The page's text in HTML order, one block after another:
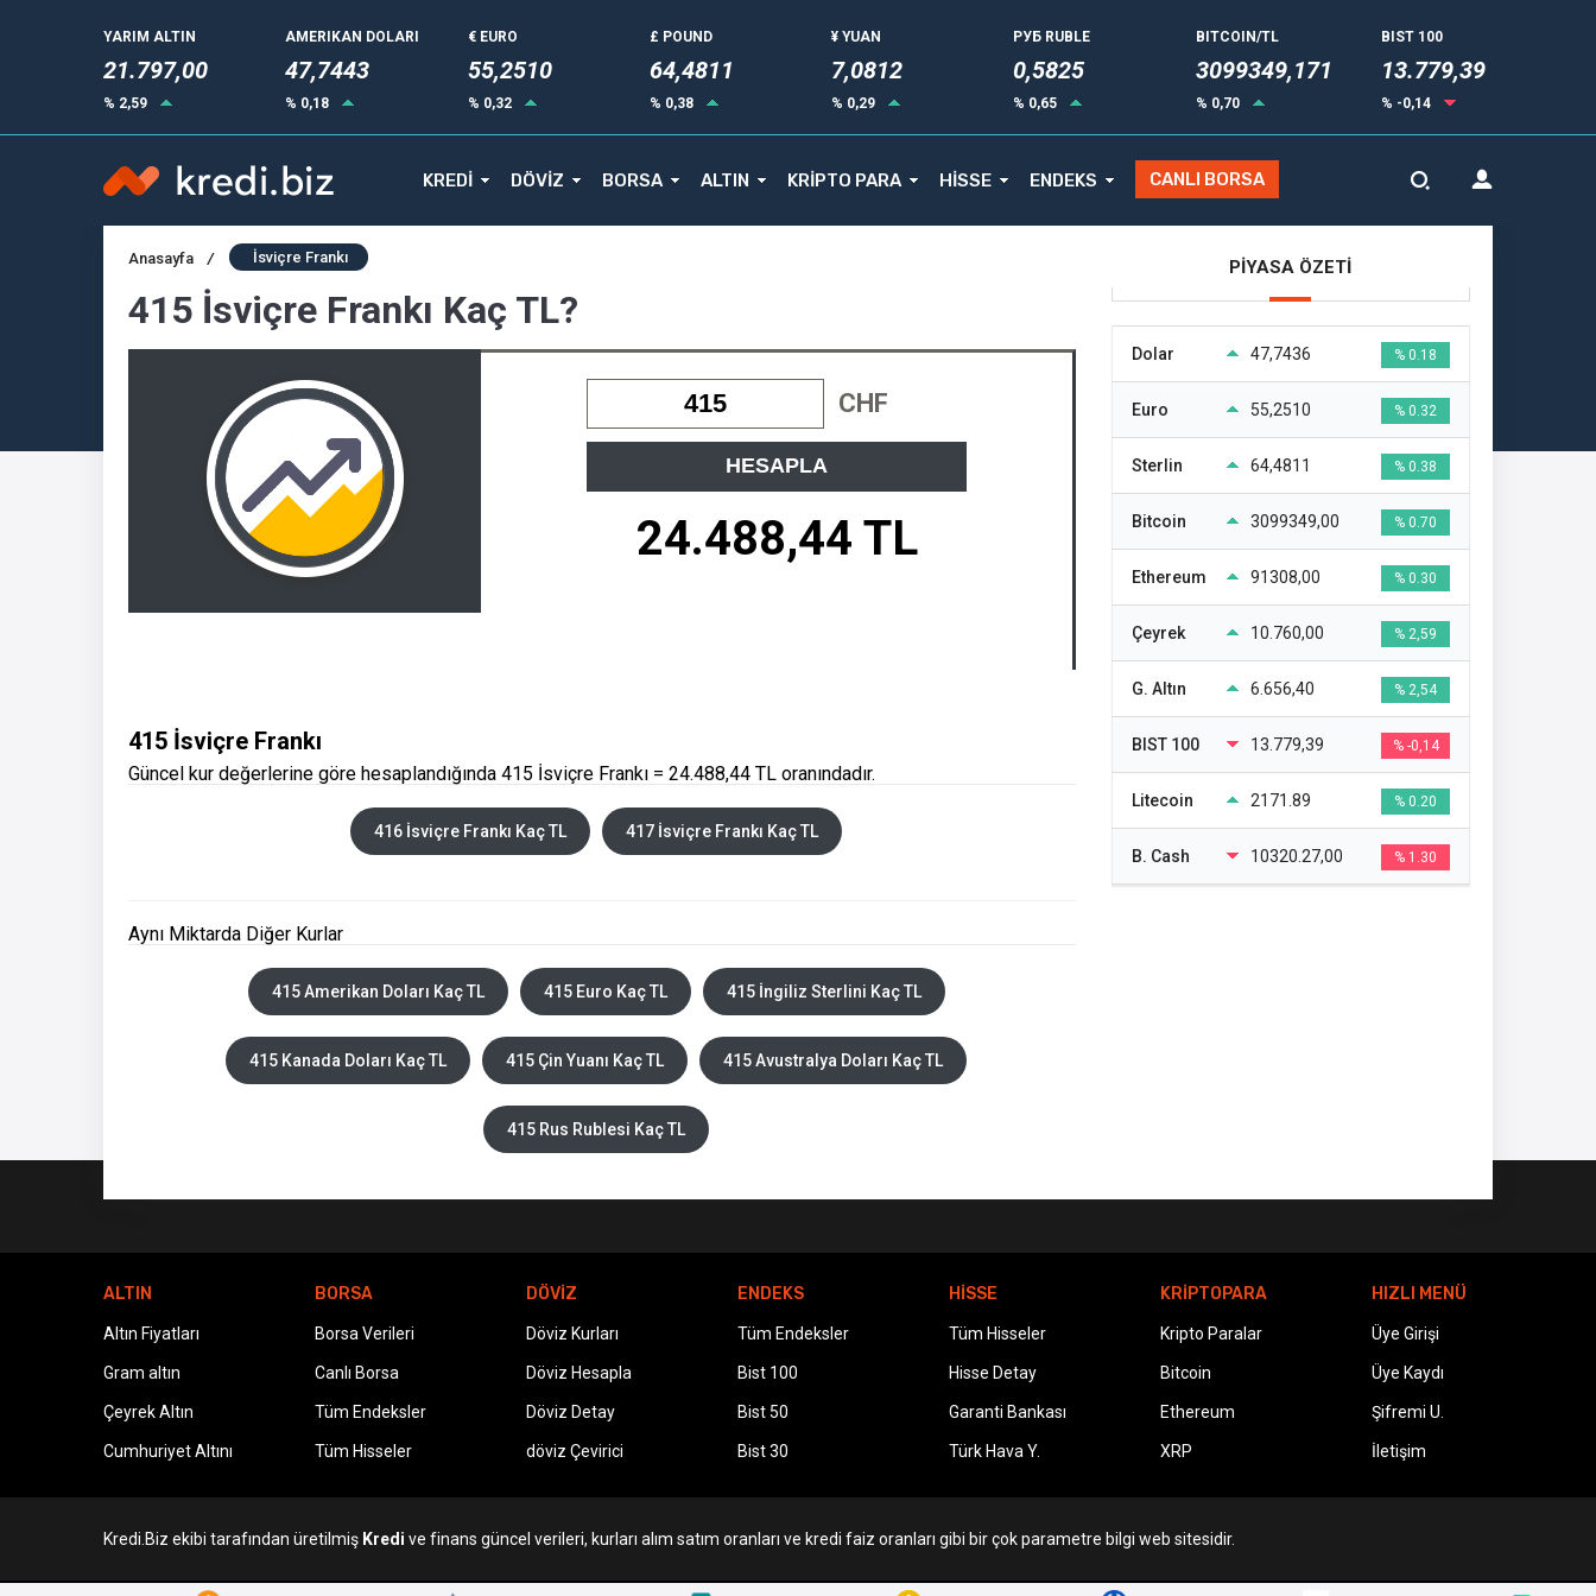
YARIM ALTIN
21.797,00
% 2,59
AMERIKAN DOLARI
47,7443
% 0,18
€ EURO
55,2510
% 0,32
£ POUND
64,4811
% 0,38
¥ YUAN
7,0812
% 0,29
РУБ RUBLE
0,5825
% 0,65
BITCOIN/TL
3099349,171
% 0,70
BIST 100
13.779,39
% -0,14
KREDİ DÖVİZ BORSA ALTIN KRİPTO PARA HİSSE ENDEKS CANLI BORSA
Anasayfa / İsviçre Frankı
415 İsviçre Frankı Kaç TL?
CHF
HESAPLA
24.488,44 TL
415 İsviçre Frankı
Güncel kur değerlerine göre hesaplandığında 415 İsviçre Frankı = 24.488,44 TL oranındadır.
416 İsviçre Frankı Kaç TL 417 İsviçre Frankı Kaç TL
Aynı Miktarda Diğer Kurlar
415 Amerikan Doları Kaç TL 415 Euro Kaç TL 415 İngiliz Sterlini Kaç TL
415 Kanada Doları Kaç TL 415 Çin Yuanı Kaç TL 415 Avustralya Doları Kaç TL
415 Rus Rublesi Kaç TL
PİYASA ÖZETİ
Dolar 47,7436 % 0.18
Euro 55,2510 % 0.32
Sterlin 64,4811 % 0.38
Bitcoin 3099349,00 % 0.70
Ethereum 91308,00 % 0.30
Çeyrek 10.760,00 % 2,59
G. Altın 6.656,40 % 2,54
BIST 100 13.779,39 % -0,14
Litecoin 2171.89 % 0.20
B. Cash 10320.27,00 % 1.30
ALTIN
Altın Fiyatları
Gram altın
Çeyrek Altın
Cumhuriyet Altını
BORSA
Borsa Verileri
Canlı Borsa
Tüm Endeksler
Tüm Hisseler
DÖVİZ
Döviz Kurları
Döviz Hesapla
Döviz Detay
döviz Çevirici
ENDEKS
Tüm Endeksler
Bist 100
Bist 50
Bist 30
HİSSE
Tüm Hisseler
Hisse Detay
Garanti Bankası
Türk Hava Y.
KRİPTOPARA
Kripto Paralar
Bitcoin
Ethereum
XRP
HIZLI MENÜ
Üye Girişi
Üye Kaydı
Şifremi U.
İletişim
Kredi.Biz ekibi tarafından üretilmiş Kredi ve finans güncel verileri, kurları alım satım oranları ve kredi faiz oranları gibi bir çok parametre bilgi web sitesidir.